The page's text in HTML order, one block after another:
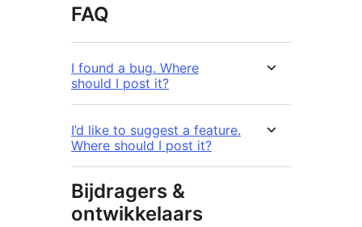
FAQ
I found a bug. Where
should I post it?
I’d like to suggest a feature.
Where should I post it?
Bijdragers &
ontwikkelaars